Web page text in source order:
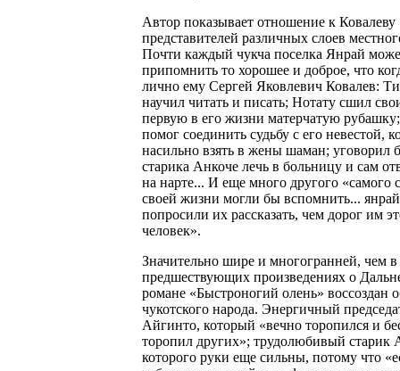
Автор показывает отношение к Ковалеву
представителей различных слоев
Почти каждый чукча поселка Янрай
припомнить то хорошее и доброе, что
лично ему Сергей Яковлевич Ковалев:
научил читать и писать; Нотату сшил
первую в его жизни матерчатую
помог соединить судьбу с его невестой,
насильно взять в жены шаман; уговорил
старика Анкоче лечь в больницу и сам
на нарте... И еще много другого «самого
своей жизни могли бы вспомнить...
попросили их рассказать, чем дорог им
человек».
Значительно шире и многогранней, чем в
предшествующих произведениях о
романе «Быстроногий олень» воссоздан
чукотского народа. Энергичный
Айгинто, который «вечно торопился и
торопил других»; трудолюбивый старик
которого руки еще сильны, потому что